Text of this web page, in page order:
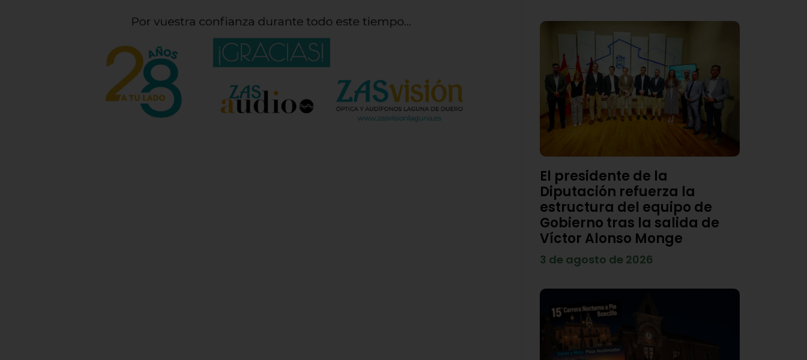
El presidente de la
Diputación refuerza la
estructura del equipo de
Gobierno tras la salida de
Víctor Alonso Monge
3 de agosto de 2026